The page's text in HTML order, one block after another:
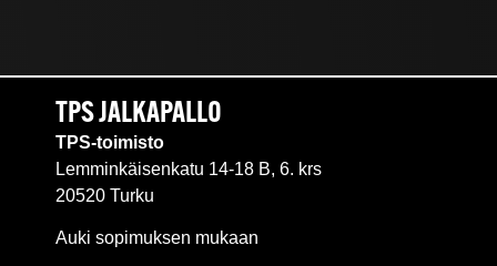
TPS JALKAPALLO
TPS-toimisto
Lemminkäisenkatu 14-18 B, 6. krs
20520 Turku
Auki sopimuksen mukaan